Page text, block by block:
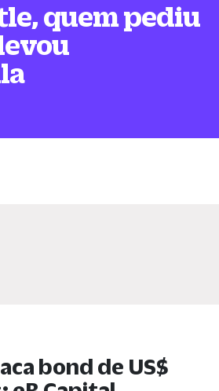
quem pediu
bond de US$